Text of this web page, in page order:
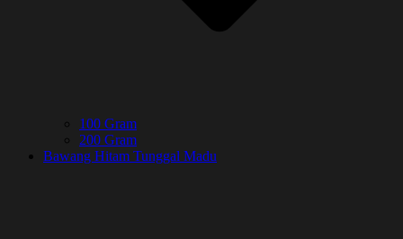
100 Gram
200 Gram
Bawang Hitam Tunggal Madu